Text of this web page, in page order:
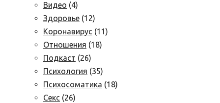
Видео (4)
Здоровье (12)
Коронавирус (11)
Отношения (18)
Подкаст (26)
Психология (35)
Психосоматика (18)
Секс (26)